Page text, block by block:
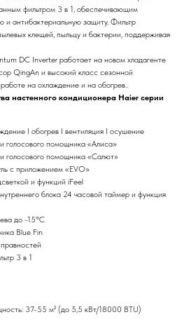
фильтром 3 в 1, обеспечивающим
и антибактериальную защиту. Фильтр
клещей, пыльцу и бактерии, поддерживая
DC Inverter работает на новом хладагенте
QingAn и высокий класс сезонной
на охлаждение и на обогрев..
настенного кондиционера Haier серии
I обогрев I вентиляция I осушение
голосового помощника «Алиса»
голосового помощника «Салют»
с приложением «EVO»
и функций iFeel
блока 24 часовой таймер и функция
до -15ºС
Blue Fin
3 в 1
37-55 м² (до 5,5 кВт/18000 BTU)